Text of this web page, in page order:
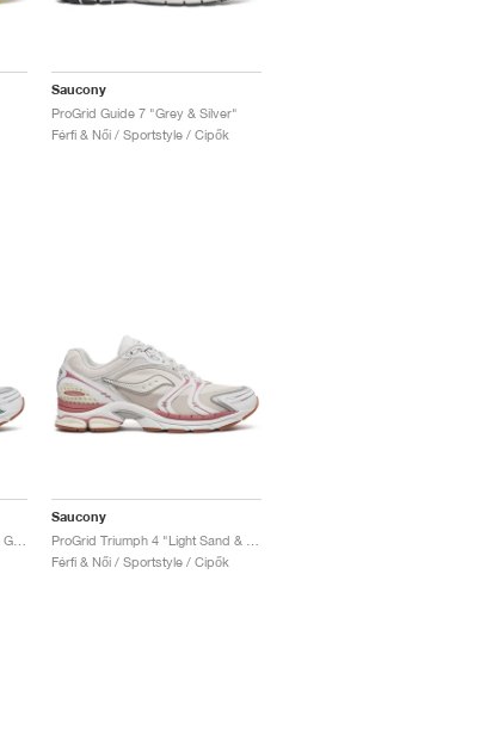
Saucony
ProGrid Guide 7 "Grey & Silver"
Férfi & Női / Sportstyle / Cipők
ProGrid Triumph 4 "Light Tan & Green"
Saucony
Férfi & Női / Sportstyle / Cipők